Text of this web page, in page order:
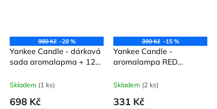
980 Kč –28 %
Yankee Candle - dárková
sada aromalapma + 12
to Holidays
Skladem (1 ks)
698 Kč
390 Kč –15 %
Yankee Candle -
aromalampa RED
GLASS
Skladem (2 ks)
331 Kč